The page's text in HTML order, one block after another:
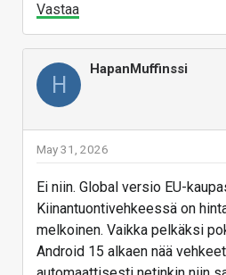
Vastaa
H
HapanMuffinssi
May 31, 2026
Ei niin. Global versio EU-
Kiinantuontivehkeessä on
melkoinen. Vaikka pelkäksi
Android 15 alkaen nää